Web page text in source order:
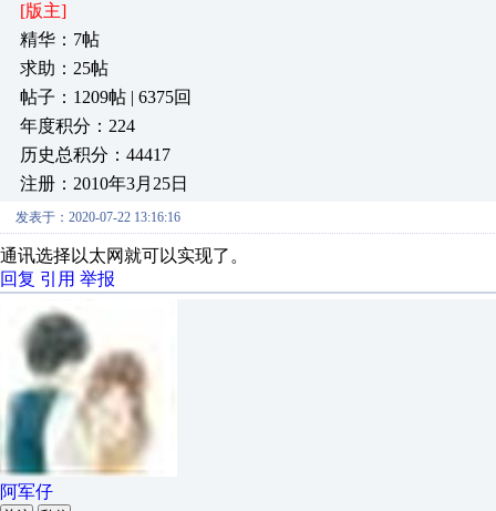
[版主]
精华：7帖
求助：25帖
帖子：1209帖 | 6375回
年度积分：224
历史总积分：44417
注册：2010年3月25日
发表于：2020-07-22 13:16:16
通讯选择以太网就可以实现了。
回复 引用 举报
阿军仔